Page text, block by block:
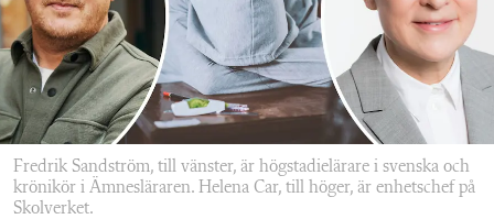
Fredrik Sandström, till vänster, är högstadielärare i svenska och
krönikör i Ämnesläraren. Helena Car, till höger, är enhetschef på
Skolverket.